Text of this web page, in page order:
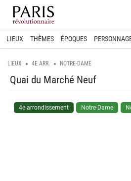
Home
LIEUX THÈMES ÉPOQUES
LIEUX 4E ARR. NOTRE-DAME
Quai du Marché Neuf
4e arrondissement Notre-Dame